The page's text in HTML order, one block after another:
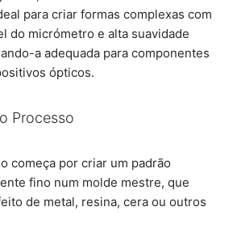
para criar formas complexas com
do micrómetro e alta suavidade
a adequada para componentes
ópticos.
Processo
começa por criar um padrão
fino num molde mestre, que
de metal, resina, cera ou outros